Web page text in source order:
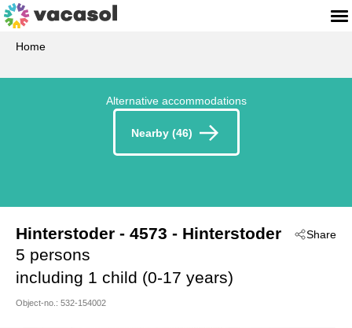
Home
Alternative accommodations
Nearby (46)
Share
Hinterstoder - 4573 - Hinterstoder
5 persons
including 1 child (0-17 years)
Object-no.: 532-154002